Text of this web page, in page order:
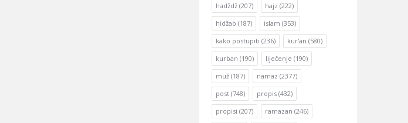
hadždž (207) hajz (222)
hidžab (187) islam (353)
kako postupiti (236) kur'an (580)
kurban (190) liječenje (190)
muž (187) namaz (2377)
post (748) propis (432)
propisi (207) ramazan (246)